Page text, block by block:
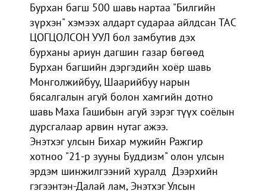
Бурхан багш 500 шавь нартаа "Билгийн
зүрхэн" хэмээх алдарт судараа айлдсан ТАС
ЦОГЦОЛСОН УУЛ бол замбутив дэх
бурханы ариун дагшин газар бөгөөд
Бурхан багшийн дэргэдийн хоёр шавь
Монголжийбуу, Шаарийбуу нарын
бясалгалын агуй болон хамгийн дотно
шавь Маха Гашибын агуй зэрэг түүх соёлын
дурсгалаар арвин нутаг ажээ.
Энэтхэг улсын Бихар мужийн Ражгир
хотноо "21-р зууны Буддизм" олон улсын
эрдэм шинжилгээний хуралд Дээрхийн
гэгээнтэн-Далай лам, Энэтхэг Улсын